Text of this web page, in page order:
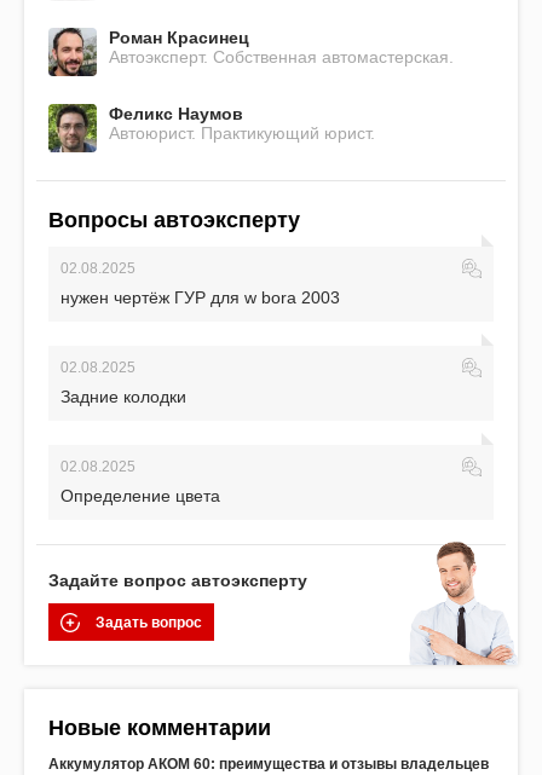
Роман Красинец
Автоэксперт. Собственная автомастерская.
Феликс Наумов
Автоюрист. Практикующий юрист.
Вопросы автоэксперту
02.08.2025
нужен чертёж ГУР для w bora 2003
02.08.2025
Задние колодки
02.08.2025
Определение цвета
Задайте вопрос автоэксперту
Задать вопрос
Новые комментарии
Аккумулятор АКОМ 60: преимущества и отзывы владельцев